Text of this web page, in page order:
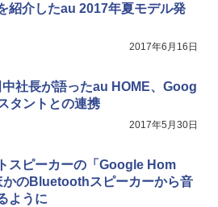
紹介したau 2017年夏モデル発
2017年6月16日
中社長が語ったau HOME、Goog
タントとの連携
2017年5月30日
スピーカーの「Google Hom
かのBluetoothスピーカーから音
ように